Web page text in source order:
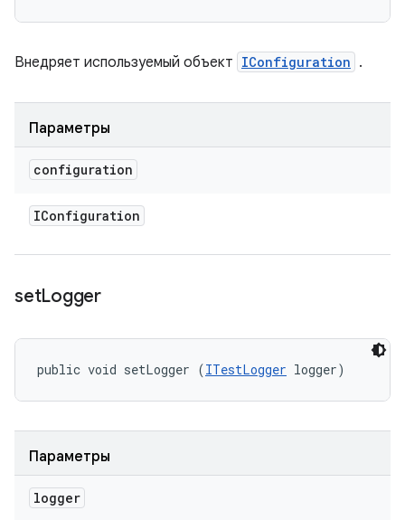
Внедряет используемый объект IConfiguration .
Параметры
configuration
IConfiguration
setLogger
public void setLogger (ITestLogger logger)
Параметры
logger